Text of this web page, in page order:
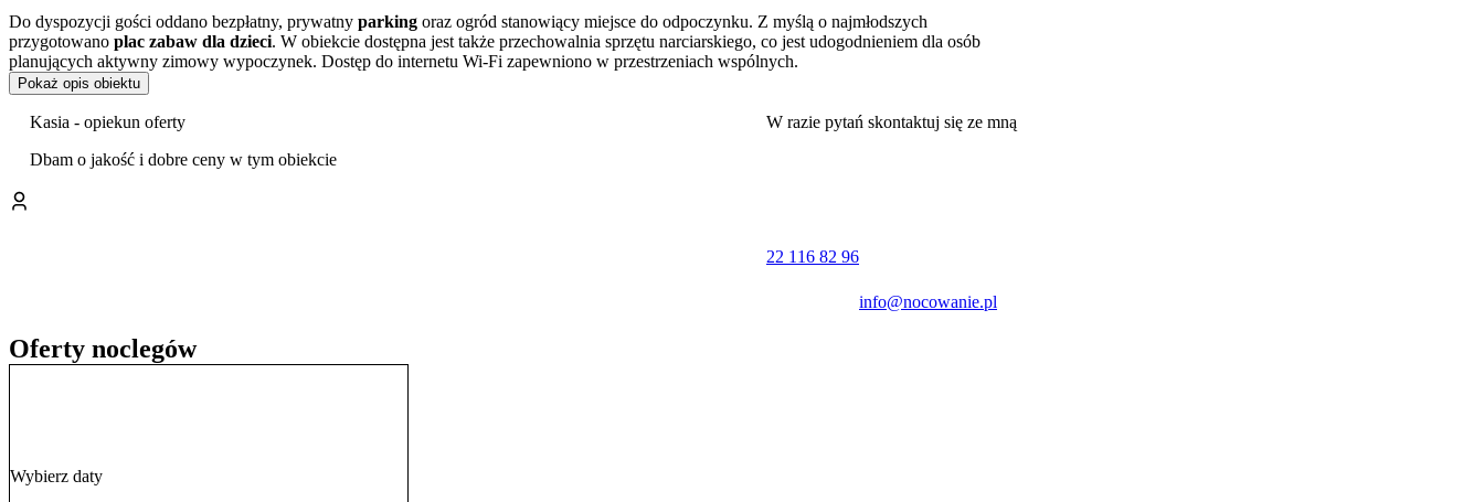
Do dyspozycji gości oddano bezpłatny, prywatny parking oraz ogród stanowiący miejsce do odpoczynku. Z myślą o najmłodszych
przygotowano plac zabaw dla dzieci. W obiekcie dostępna jest także przechowalnia sprzętu narciarskiego, co jest udogodnieniem dla osób
planujących aktywny zimowy wypoczynek. Dostęp do internetu Wi-Fi zapewniono w przestrzeniach wspólnych.
Goście w swoich ocenach szczególnie wysoko oceniają hotelową restaurację oraz jakość obsługi.
Pensjonat zlokalizowany jest przy ulicy 3 Maja w Ustroniu, w odległości około 800 m od ośrodka narciarskiego i kolei linowej na Czantorię.
Położenie w sercu Beskidów sprzyja uprawianiu turystyki pieszej, rowerowej oraz narciarstwa, a dogodny dojazd ułatwia organizację pobytu.
W najbliższej okolicy znajduje się wiele atrakcji turystycznych. Warto odwiedzić
spacerów dla całych rodzin. Niedaleko położony jest również Rynek w Ustroniu z historycznym Ratuszem, a także Pijalnia Wód w Parku
płatności to gotówka, karta kredytowa oraz przelew bankowy. Personel posługuje się językiem polskim, angielskim oraz włoskim.
Pokaż opis obiektu
Kasia - opiekun oferty
Dbam o jakość i dobre ceny w tym obiekcie
W razie pytań skontaktuj się ze mną
22 116 82 96
info@nocowanie.pl
Oferty noclegów
Wybierz daty